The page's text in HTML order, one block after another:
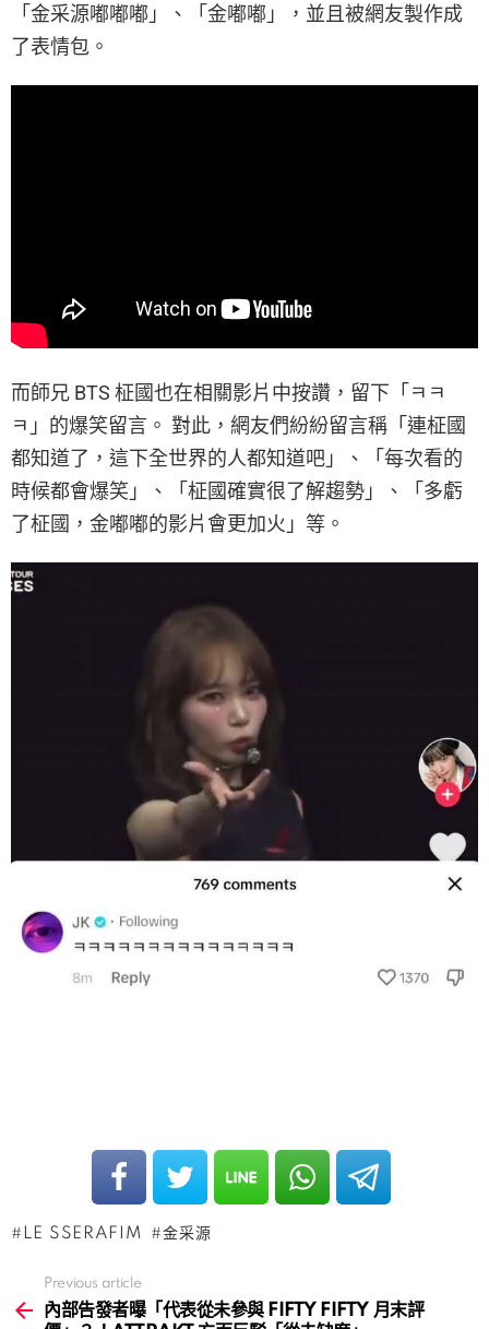
「金采源嘟嘟嘟」、「金嘟嘟」，並且被網友製作成
了表情包。
而師兄 BTS 柾國也在相關影片中按讚，留下「ㅋㅋ
ㅋ」的爆笑留言。 對此，網友們紛紛留言稱「連柾國
都知道了，這下全世界的人都知道吧」、「每次看的
時候都會爆笑」、「柾國確實很了解趨勢」、「多虧
了柾國，金嘟嘟的影片會更加火」等。
LE SSERAFIM 金采源
more
Previous article
內部告發者曝「代表從未參與 FIFTY FIFTY 月末評